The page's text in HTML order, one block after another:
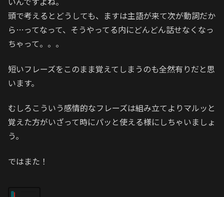
頭で考えるとどうしても、ますは主語が来て次が動詞だか
ら…ってなって、そうやってる内にどんどん話せなくなっ
ちゃって。。。
短いフレーズをこのまま覚えてしまうのも全然有りだと思
います。
むしろこういう感情的なフレーズは組み立てよりマルッと
覚えた方がいざって時にパッと使える様にしちゃいましょ
う。
ではまた！